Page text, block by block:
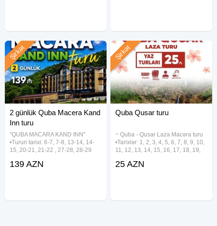
2 günlük Quba Macera Kand
Inn turu
"QUBA MACARA KAND INN"
•Turun tarixi: 6-7, 7-8, 13-14, 14-
15, 20-21, 21-22 , 27-28, 28-29
Lake Park - Kand Inn - Təngəaltı
Şirkət
139 AZN
Quba Qusar turu
~ Quba - Qusar Laza Macəra turu
•Tarixlər: 1, 2, 3, 4, 5, 6, 7, 8, 9, 10,
11, 12, 13, 14, 15, 16, 17, 18, 19,
29, 30, 31 Avqust •Qiymət: •
Şirkət
25 AZN